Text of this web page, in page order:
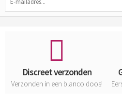
Discreet verzonden
Verzonden in een blanco doos!